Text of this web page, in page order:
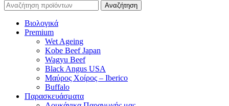
Αναζήτηση
Βιολογικά
Premium
Wet Ageing
Kobe Beef Japan
Wagyu Beef
Black Angus USA
Μαύρος Χοίρος – Iberico
Buffalo
Παρασκευάσματα